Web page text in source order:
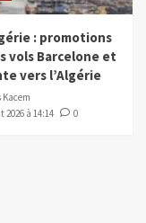
: promotions
vols Barcelone et
vers l’Algérie
Kacem
2026 à 14:14
0